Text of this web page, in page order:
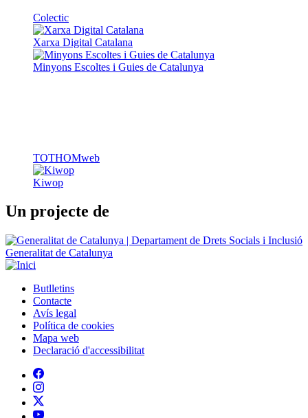
Generalitat de Catalunya
Peu
Butlletins
Contacte
Avís legal
Política de cookies
Mapa web
Declaració d'accessibilitat